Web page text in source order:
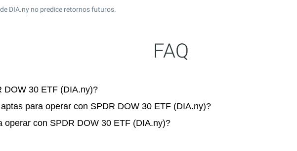
DIA.ny no predice retornos futuros.
FAQ
DOW 30 ETF (DIA.ny)?
para operar con SPDR DOW 30 ETF (DIA.ny)?
operar con SPDR DOW 30 ETF (DIA.ny)?